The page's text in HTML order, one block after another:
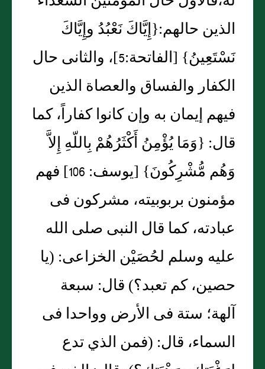
الذين حالهم‏:‏‏{‏إِيَّاكَ نَعْبُدُ وإِيَّاكَ
نَسْتَعِينُ‏}‏ ‏[‏الفاتحة‏:‏5‏]‏، والثانى حال
الكفار والفساق والعصاة الذين
فيهم إيمان به وإن كانوا كفاراً، كما
قال‏:‏ ‏{‏وَمَا يُؤْمِنُ أَكْثَرُهُمْ بِاللّهِ إِلاَّ
وَهُم مُّشْرِكُونَ‏}‏ ‏[‏يوسف‏:‏ 106‏]‏ فهم
مؤمنون بربوبيته، مشركون فى
عبادته، كما قال النبى صلى الله
عليه وسلم لحُصَيْن الخزاعى‏:‏ ‏(‏يا
حصين، كم تعبد‏؟‏‏)‏ قال‏:‏ سبعة
آلهة؛ ستة فى الأرض وواحدا فى
السماء، قال‏:‏ ‏(‏فمن الذي تدع